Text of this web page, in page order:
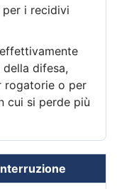
i recidivi
effettivamente
difesa,
rogatorie o per
cui si perde più